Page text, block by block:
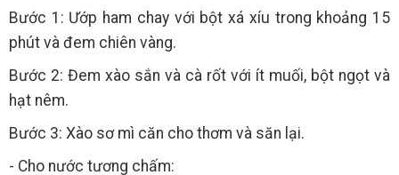
Bước 1: Ướp ham chay với bột xá xíu trong khoảng 15
phút và đem chiên vàng.
Bước 2: Đem xào sắn và cà rốt với ít muối, bột ngọt và
hạt nêm.
Bước 3: Xào sơ mì căn cho thơm và săn lại.
- Cho nước tương chấm: